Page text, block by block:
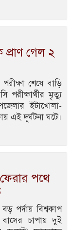
প্রাণ গেল ২
পরীক্ষা শেষে বাড়ি
মৃত্যু
ইটাখোলা-
এই দূর্ঘটনা ঘটে।
পথে
বড় পর্দায় বিশ্বকাপ
চাপায় দুই